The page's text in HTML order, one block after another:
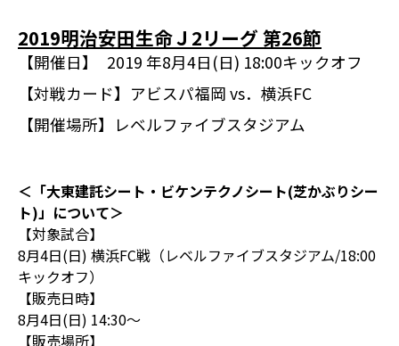
2019明治安田生命Ｊ2リーグ 第26節
【開催日】
2019 年8月4日(日) 18:00キックオフ
【対戦カード】 アビスパ福岡 vs．横浜FC
【開催場所】
レベルファイブスタジアム
＜「大東建託シート・ビケンテクノシート(芝かぶりシー
ト)」について＞
【対象試合】
8月4日(日) 横浜FC戦（レベルファイブスタジアム/18:00
キックオフ）
【販売日時】
8月4日(日) 14:30～
【販売場所】